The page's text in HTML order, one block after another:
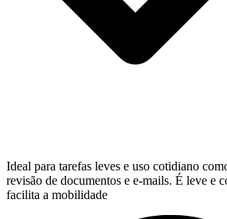
Ideal para tarefas leves e uso cotidiano
revisão de documentos e e-mails. É leve e
facilita a mobilidade